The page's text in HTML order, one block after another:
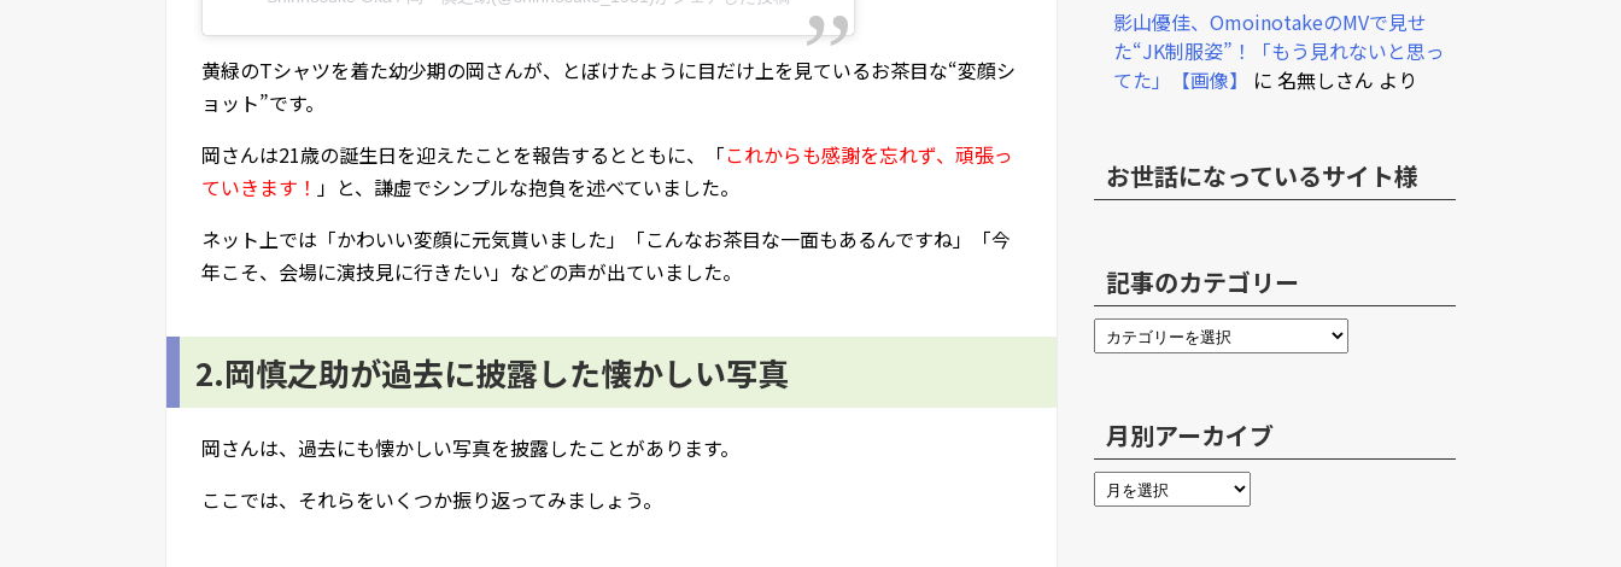
黄緑のTシャツを着た幼少期の岡さんが、とぼけたように目だけ上を見ているお茶目な“変顔シ
ョット”です。
岡さんは21歳の誕生日を迎えたことを報告するとともに、「これからも感謝を忘れず、頑張っ
ていきます！ 」と、謙虚でシンプルな抱負を述べていました。
ネット上では「かわいい変顔に元気貰いました」「こんなお茶目な一面もあるんですね」「今
年こそ、会場に演技見に行きたい」などの声が出ていました。
2.岡慎之助が過去に披露した懐かしい写真
岡さんは、過去にも懐かしい写真を披露したことがあります。
ここでは、それらをいくつか振り返ってみましょう。
影山優佳、OmoinotakeのMVで見せ
た“JK制服姿”！「もう見れないと思っ
てた」【画像】
に 名無しさん より
お世話になっているサイト様
記事のカテゴリー
月別アーカイブ